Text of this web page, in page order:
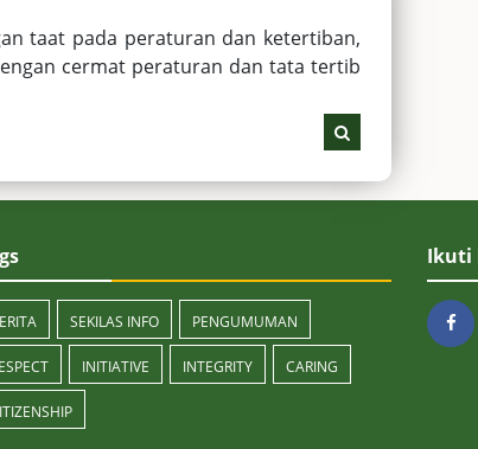
taat pada peraturan dan ketertiban,
cermat peraturan dan tata tertib
SEKILAS INFO PENGUMUMAN
INITIATIVE INTEGRITY CARING
Ikuti